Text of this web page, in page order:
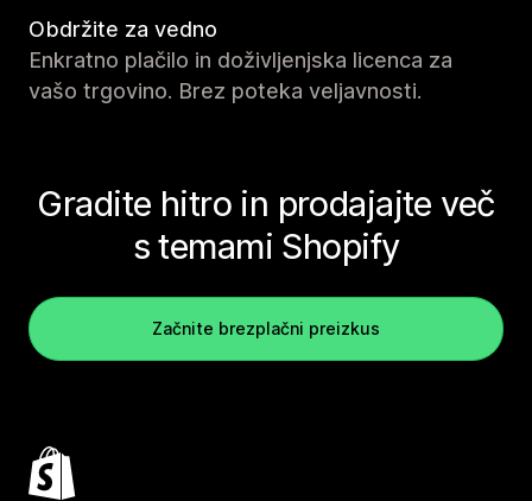
Obdržite za vedno
Enkratno plačilo in doživljenjska licenca za
vašo trgovino. Brez poteka veljavnosti.
Gradite hitro in prodajajte več
s temami Shopify
Začnite brezplačni preizkus